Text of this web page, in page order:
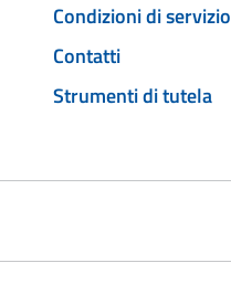
Condizioni di servizio
Contatti
Strumenti di tutela